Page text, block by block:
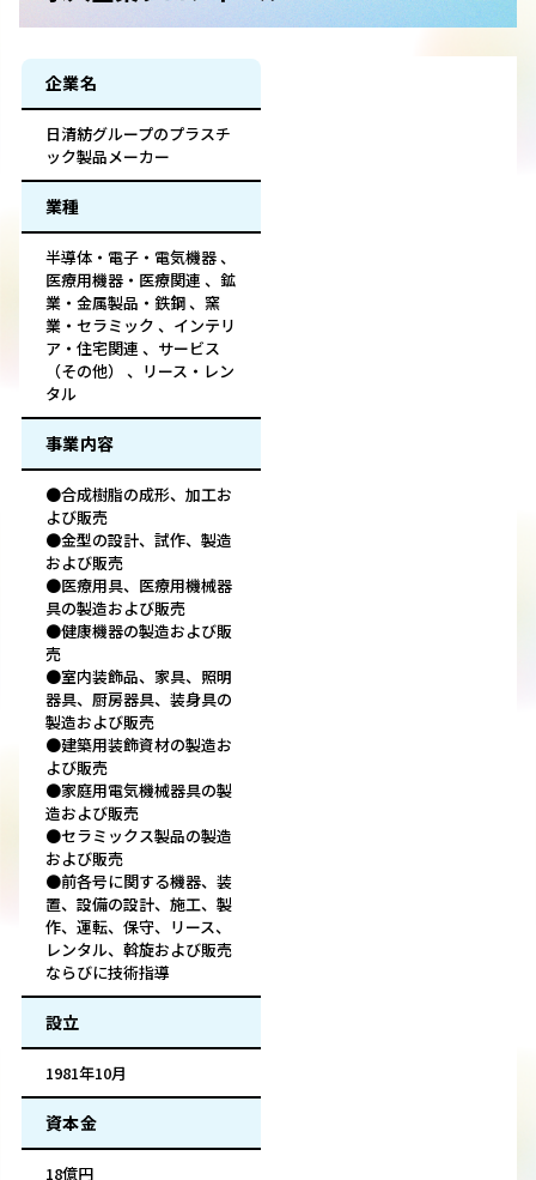
企業名
日清紡グループのプラスチ
ック製品メーカー
業種
半導体・電子・電気機器 、
医療用機器・医療関連 、鉱
業・金属製品・鉄鋼 、窯
業・セラミック 、インテリ
ア・住宅関連 、サービス
（その他） 、リース・レン
タル
事業内容
●合成樹脂の成形、加工お
よび販売
●金型の設計、試作、製造
および販売
●医療用具、医療用機械器
具の製造および販売
●健康機器の製造および販
売
●室内装飾品、家具、照明
器具、厨房器具、装身具の
製造および販売
●建築用装飾資材の製造お
よび販売
●家庭用電気機械器具の製
造および販売
●セラミックス製品の製造
および販売
●前各号に関する機器、装
置、設備の設計、施工、製
作、運転、保守、リース、
レンタル、斡旋および販売
ならびに技術指導
設立
1981年10月
資本金
18億円